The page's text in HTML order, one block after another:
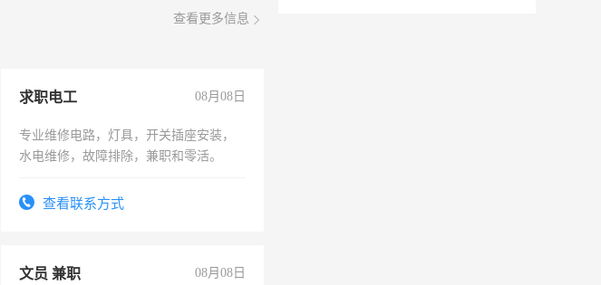
查看更多信息
求职电工 08月08日
专业维修电路，灯具，开关插座安装，
水电维修，故障排除，兼职和零活。
查看联系方式
文员 兼职 08月08日